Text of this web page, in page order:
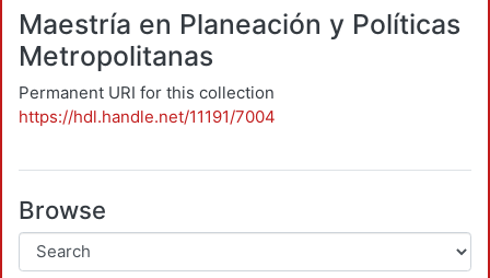
Maestría en Planeación y Políticas
Metropolitanas
Permanent URI for this collection
https://hdl.handle.net/11191/7004
Browse